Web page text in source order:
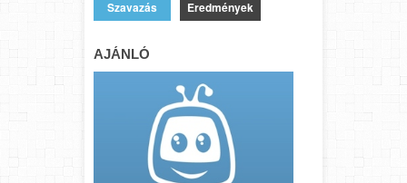
Eredmények
AJÁNLÓ